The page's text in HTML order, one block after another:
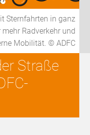
Sternfahrten in ganz
Radverkehr und
Mobilität. © ADFC
Straße